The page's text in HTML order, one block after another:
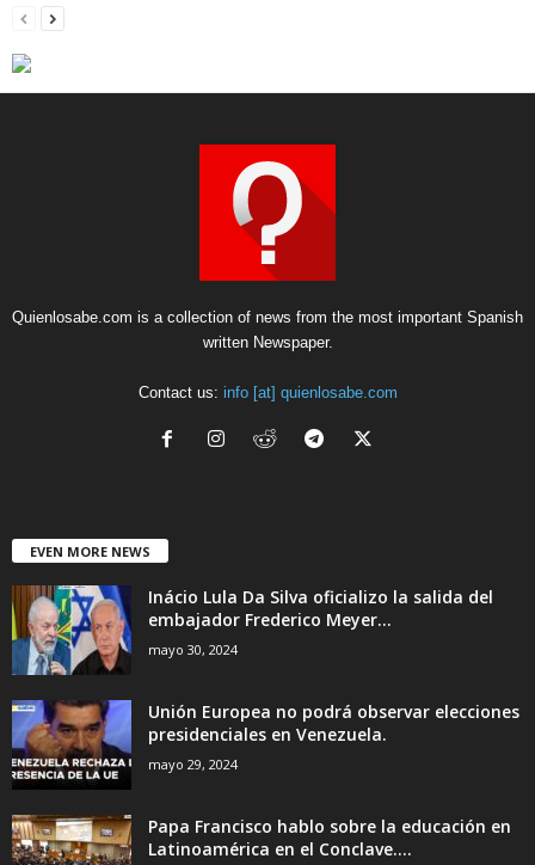
Quienlosabe.com is a collection of news from the most important Spanish
written Newspaper.
Contact us: info [at] quienlosabe.com
EVEN MORE NEWS
Inácio Lula Da Silva oficializo la salida del
embajador Frederico Meyer...
mayo 30, 2024
Unión Europea no podrá observar elecciones
presidenciales en Venezuela.
mayo 29, 2024
Papa Francisco hablo sobre la educación en
Latinoamérica en el Conclave....